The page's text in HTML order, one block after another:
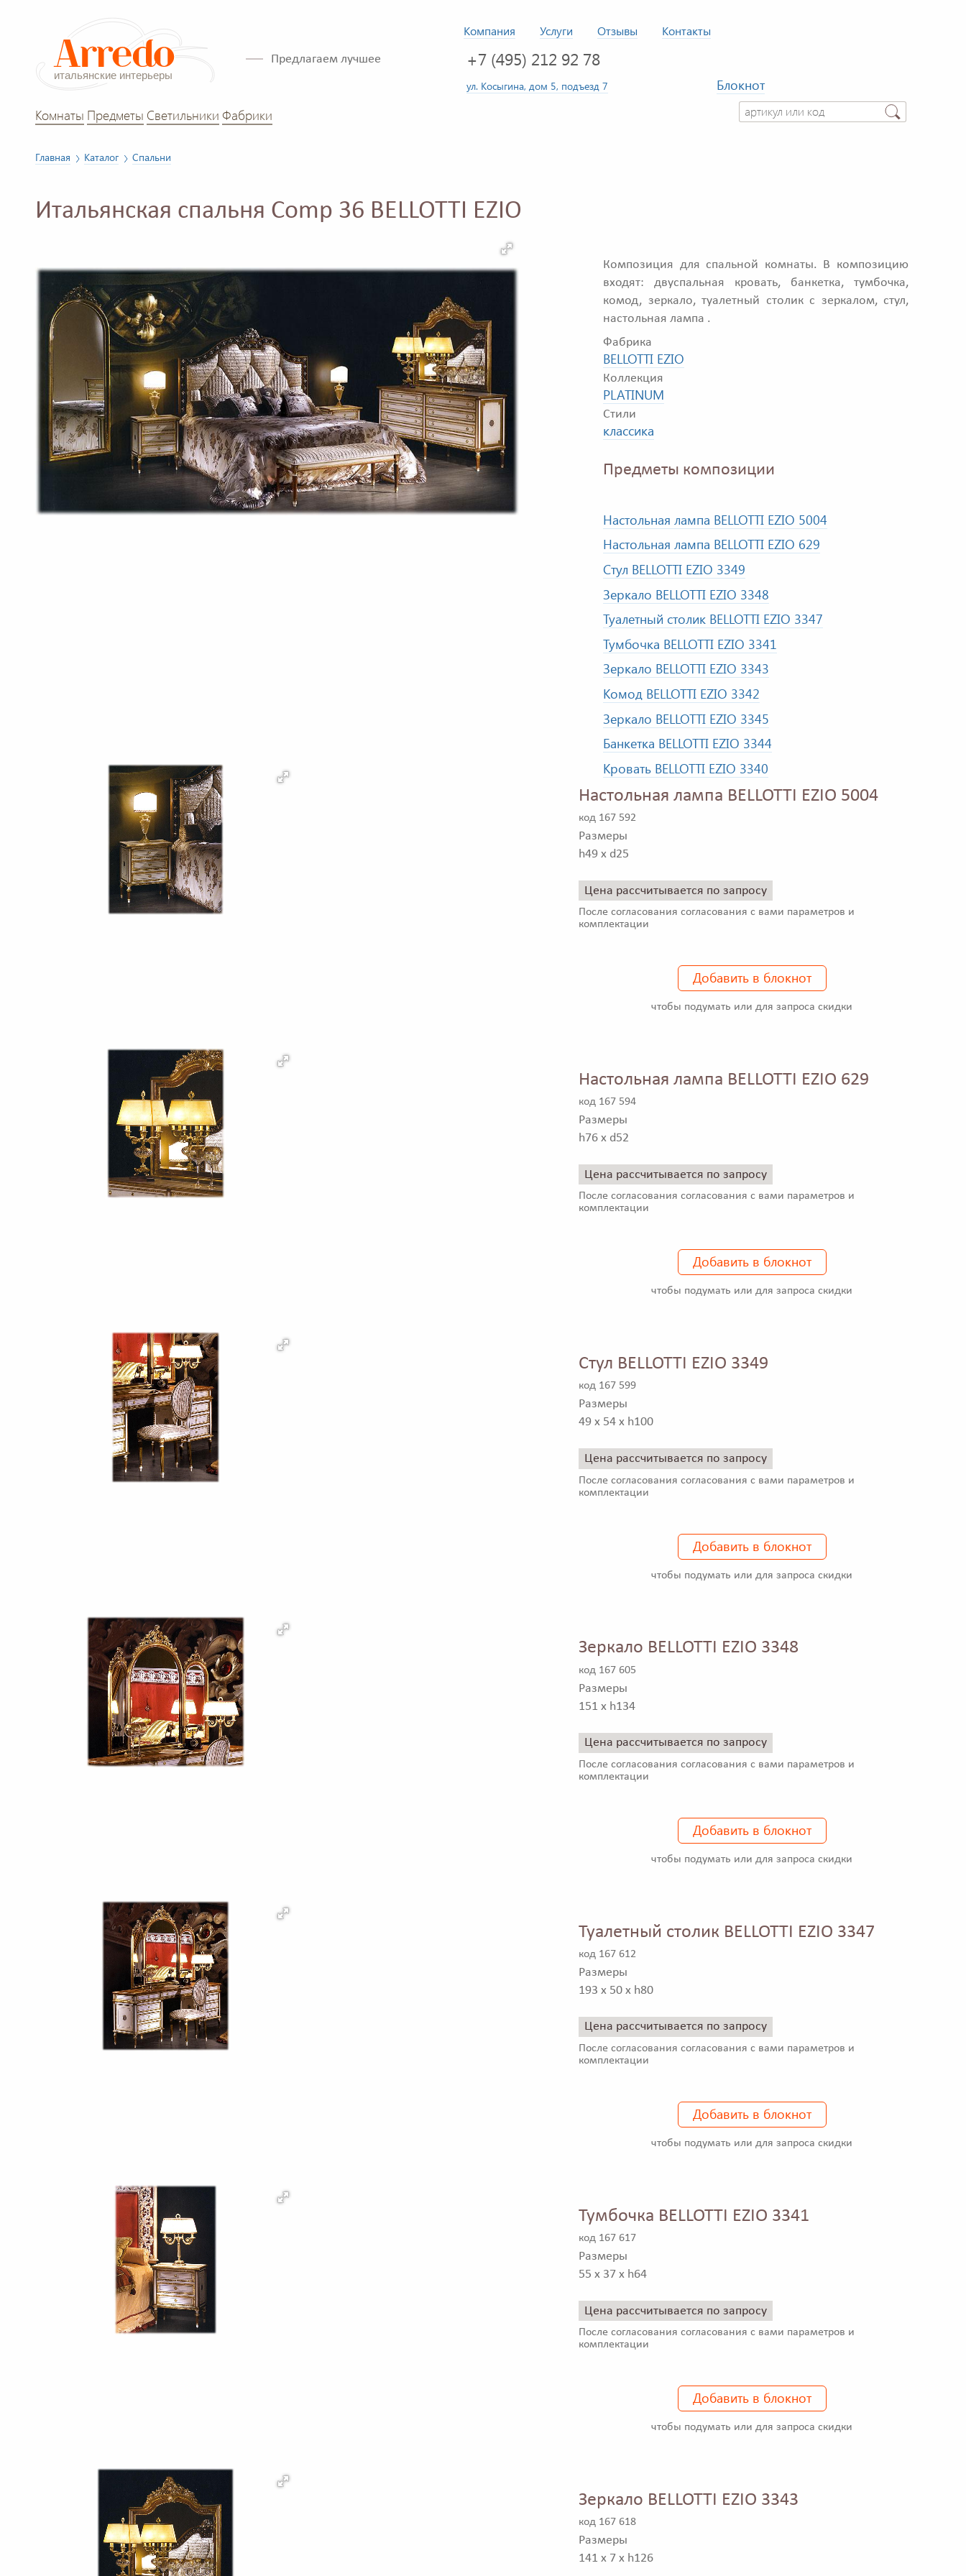
Компания Услуги Отзывы Контакты
Предлагаем лучшее +7 (495) 212 92 78
ул. Косыгина, дом 5, подъезд 7
Блокнот
Комнаты Предметы Светильники Фабрики
Главная Каталог Спальни
Итальянская спальня Comp 36 BELLOTTI EZIO
Композиция для спальной комнаты. В композицию
входят: двуспальная кровать, банкетка, тумбочка,
комод, зеркало, туалетный столик с зеркалом, стул,
настольная лампа .
Фабрика
BELLOTTI EZIO
Коллекция
PLATINUM
Стили
классика
Предметы композиции
Настольная лампа BELLOTTI EZIO 5004
Настольная лампа BELLOTTI EZIO 629
Стул BELLOTTI EZIO 3349
Зеркало BELLOTTI EZIO 3348
Туалетный столик BELLOTTI EZIO 3347
Тумбочка BELLOTTI EZIO 3341
Зеркало BELLOTTI EZIO 3343
Комод BELLOTTI EZIO 3342
Зеркало BELLOTTI EZIO 3345
Банкетка BELLOTTI EZIO 3344
Кровать BELLOTTI EZIO 3340
Настольная лампа BELLOTTI EZIO 5004
код 167 592
Размеры
h49 x d25
Цена рассчитывается по запросу
После согласования согласования с вами параметров и
комплектации
Добавить в блокнот
чтобы подумать или для запроса скидки
Настольная лампа BELLOTTI EZIO 629
код 167 594
Размеры
h76 x d52
Цена рассчитывается по запросу
После согласования согласования с вами параметров и
комплектации
Добавить в блокнот
чтобы подумать или для запроса скидки
Стул BELLOTTI EZIO 3349
код 167 599
Размеры
49 x 54 x h100
Цена рассчитывается по запросу
После согласования согласования с вами параметров и
комплектации
Добавить в блокнот
чтобы подумать или для запроса скидки
Зеркало BELLOTTI EZIO 3348
код 167 605
Размеры
151 x h134
Цена рассчитывается по запросу
После согласования согласования с вами параметров и
комплектации
Добавить в блокнот
чтобы подумать или для запроса скидки
Туалетный столик BELLOTTI EZIO 3347
код 167 612
Размеры
193 x 50 x h80
Цена рассчитывается по запросу
После согласования согласования с вами параметров и
комплектации
Добавить в блокнот
чтобы подумать или для запроса скидки
Тумбочка BELLOTTI EZIO 3341
код 167 617
Размеры
55 x 37 x h64
Цена рассчитывается по запросу
После согласования согласования с вами параметров и
комплектации
Добавить в блокнот
чтобы подумать или для запроса скидки
Зеркало BELLOTTI EZIO 3343
код 167 618
Размеры
141 x 7 x h126